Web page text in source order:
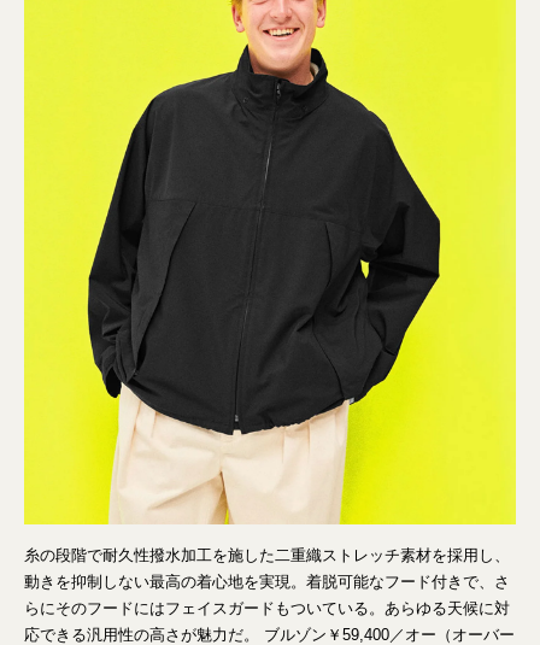
糸の段階で耐久性撥水加工を施した二重織ストレッチ素材を採用し、
動きを抑制しない最高の着心地を実現。着脱可能なフード付きで、さ
らにそのフードにはフェイスガードもついている。あらゆる天候に対
応できる汎用性の高さが魅力だ。 ブルゾン￥59,400／オー（オーバー